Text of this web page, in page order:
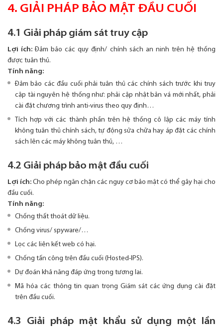
4. GIẢI PHÁP BẢO MẬT ĐẦU CUỐI
4.1 Giải pháp giám sát truy cập
Lợi ích:Đảm bảo các quy định/ chính sách an ninh trên hệ thống
được tuân thủ.
Tính năng:
Đảm bảo các đầu cuối phải tuân thủ các chính sách trước khi truy
cập tài nguyên hệ thống như: phải cập nhật bản vá mới nhất, phải
cài đặt chương trình anti-virus theo quy định…
Tích hợp với các thành phần trên hệ thống cô lập các máy tính
không tuân thủ chính sách, tự động sửa chữa hay áp đặt các chính
sách lên các máy không tuân thủ, …
4.2 Giải pháp bảo mật đầu cuối
Lợi ích: Cho phép ngăn chặn các nguy cơ bảo mật có thể gây hại cho
đầu cuối.
Tính năng:
Chống thất thoát dữ liệu.
Chống virus/ spyware/…
Lọc các liên kết web có hại.
Chống tấn công trên đầu cuối (Hosted-IPS).
Dự đoán khả năng đáp ứng trong tương lai.
Mã hóa các thông tin quan trọng Giám sát các ứng dụng cài đặt
trên đầu cuối.
4.3 Giải pháp mật khẩu sử dụng một lần